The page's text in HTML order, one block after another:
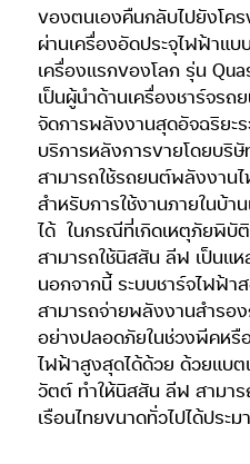
ของตนเองคืนกลับไปยังโค
ผ่านเครื่องอัดประจุไฟฟ้าแ
เครื่องแรกของโลก รุ่น
เป็นผู้นำด้านเครื่องชาร์จรถ
จัดการพลังงานสุดอัจฉริยะร
บริการหลังการขายโดยบริ
สามารถใช้รถยนต์พลังงาน
สำหรับการใช้งานภายในบ้า
ได้ ในกรณีที่เกิดเหตุภัยพิบั
สามารถใช้นิสสัน ลีฟ เป็นแ
นอกจากนี้ ระบบชาร์จไฟฟ้
สามารถจ่ายพลังงานสำรอ
อย่างปลอดภัยในช่วงพีคหรื
ไฟฟ้าสูงสุดได้ด้วย ด้วยแบต
วัตต์ ทำให้นิสสัน ลีฟ สามา
เรือนไทยขนาดทั่วไปได้ประ